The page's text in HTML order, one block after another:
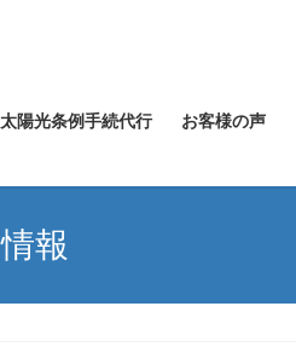
陽光条例手続代行 お客様の声
報